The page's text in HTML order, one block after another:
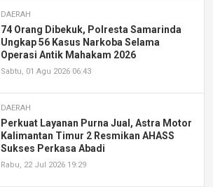
DAERAH
74 Orang Dibekuk, Polresta Samarinda
Ungkap 56 Kasus Narkoba Selama
Operasi Antik Mahakam 2026
Sabtu, 01 Agu 2026 06:43
DAERAH
Perkuat Layanan Purna Jual, Astra Motor
Kalimantan Timur 2 Resmikan AHASS
Sukses Perkasa Abadi
Rabu, 22 Jul 2026 19:29